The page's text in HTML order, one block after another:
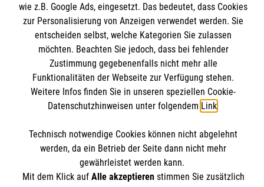
Internationale Kurskonzepte
Kontakt
Impressum
Datenschutz
AGB
Malteser online
Malteserorden
Malteser Jugend
Malteser International
Mediathek
Sharepoint
Der Malteser Hilfsdienst e.V. ist als eingetragene
gemeinnützige Organisation von der Körperschaft- und
wie z.B. Google Ads, eingesetzt. Das bedeutet, dass Cookies
zur Personalisierung von Anzeigen verwendet werden. Sie
entscheiden selbst, welche Kategorien Sie zulassen
möchten. Beachten Sie jedoch, dass bei fehlender
Zustimmung gegebenenfalls nicht mehr alle
Funktionalitäten der Webseite zur Verfügung stehen.
Weitere Infos finden Sie in unseren speziellen Cookie-
Datenschutzhinweisen unter folgendem Link.
Technisch notwendige Cookies können nicht abgelehnt
werden, da ein Betrieb der Seite dann nicht mehr
gewährleistet werden kann.
Mit dem Klick auf Alle akzeptierenstimmen Sie zusätzlich